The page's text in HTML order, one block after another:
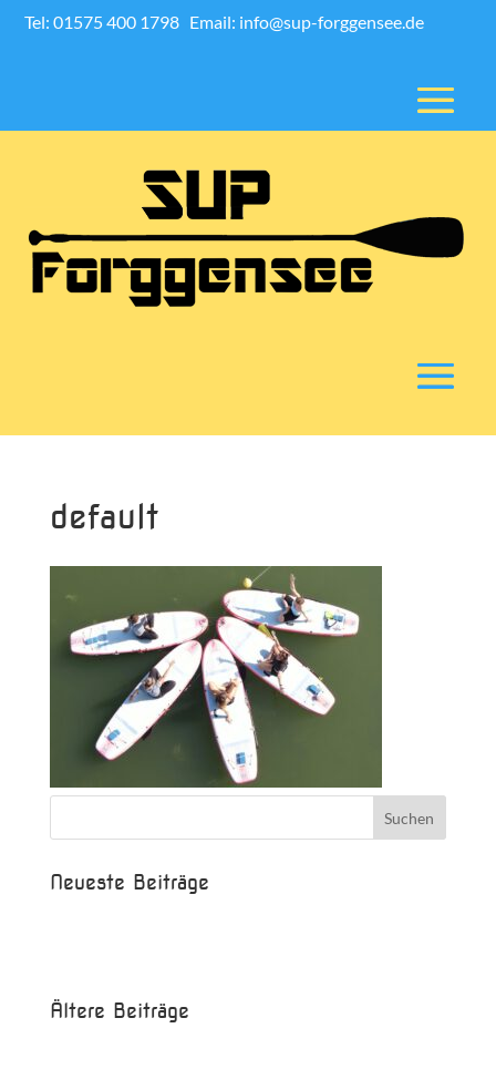
Tel: 01575 400 1798 Email: info@sup-forggensee.de
default
Neueste Beiträge
Ältere Beiträge